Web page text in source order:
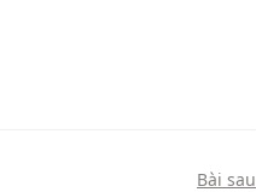
Bài sau